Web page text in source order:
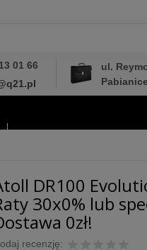
01 66
ul.
Pabianice
DR100
30x0% lub
0zł!
recenzję: